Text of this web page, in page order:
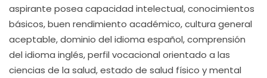
aspirante posea capacidad intelectual, conocimientos
básicos, buen rendimiento académico, cultura general
aceptable, dominio del idioma español, comprensión
del idioma inglés, perfil vocacional orientado a las
ciencias de la salud, estado de salud físico y mental